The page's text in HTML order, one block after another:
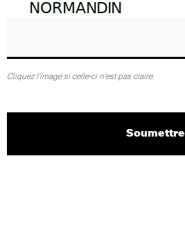
Cliquez l'image si celle-ci n'est pas claire.
Soumettre